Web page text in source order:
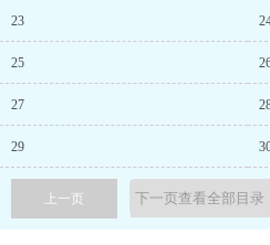
23
25
27
29
上一页